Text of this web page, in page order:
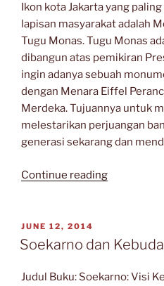
Ikon kota Jakarta yang
lapisan masyarakat adalah
Tugu Monas. Tugu Monas
dibangun atas pemikiran
ingin adanya sebuah
dengan Menara Eiffel
Merdeka. Tujuannya untuk
melestarikan perjuangan
generasi sekarang dan
Continue reading“Monumen
Soekarno”
POSTED
ON
JUNE 12, 2014
Soekarno dan
Judul Buku: Soekarno: Visi